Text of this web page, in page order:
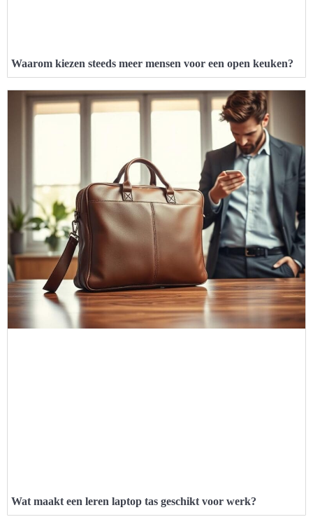
Waarom kiezen steeds meer mensen voor een open keuken?
Wat maakt een leren laptop tas geschikt voor werk?